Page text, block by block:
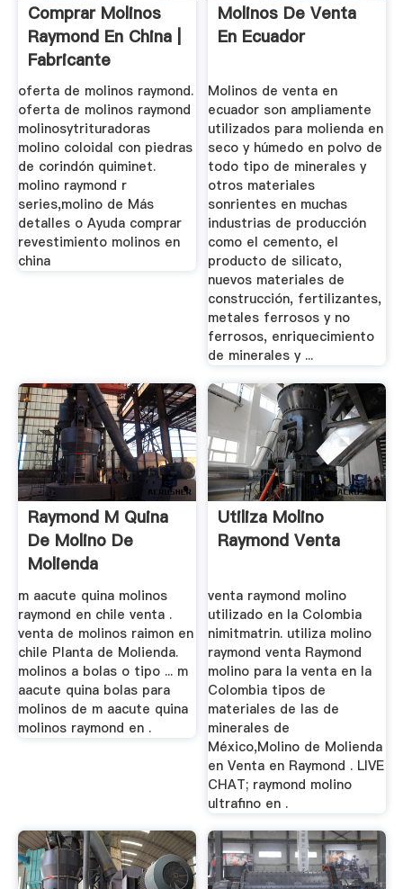
Comprar Molinos
Raymond En China |
Fabricante
Profesional ...
oferta de molinos raymond.
oferta de molinos raymond
molinosytrituradoras
molino coloidal con piedras
de corindón quiminet.
molino raymond r
series,molino de Más
detalles o Ayuda comprar
revestimiento molinos en
china
Molinos De Venta
En Ecuador
Molinos de venta en
ecuador son ampliamente
utilizados para molienda en
seco y húmedo en polvo de
todo tipo de minerales y
otros materiales
sonrientes en muchas
industrias de producción
como el cemento, el
producto de silicato,
nuevos materiales de
construcción, fertilizantes,
metales ferrosos y no
ferrosos, enriquecimiento
de minerales y ...
Raymond M Quina
De Molino De
Molienda
m aacute quina molinos
raymond en chile venta .
venta de molinos raimon en
chile Planta de Molienda.
molinos a bolas o tipo ... m
aacute quina bolas para
molinos de m aacute quina
molinos raymond en .
Utiliza Molino
Raymond Venta
venta raymond molino
utilizado en la Colombia
nimitmatrin. utiliza molino
raymond venta Raymond
molino para la venta en la
Colombia tipos de
materiales de las de
minerales de
México,Molino de Molienda
en Venta en Raymond . LIVE
CHAT; raymond molino
ultrafino en .